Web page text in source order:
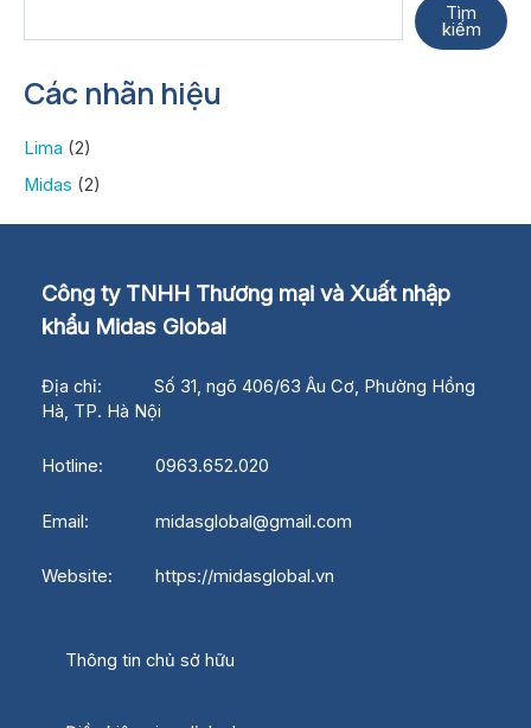
Tìm
kiếm
Các nhãn hiệu
Lima (2)
Midas (2)
Công ty TNHH Thương mại và Xuất nhập
khẩu Midas Global
Địa chỉ: Số 31, ngõ 406/63 Âu Cơ, Phường Hồng
Hà, TP. Hà Nội
Hotline: 0963.652.020
Email: midasglobal@gmail.com
Website: https://midasglobal.vn
Thông tin chủ sở hữu